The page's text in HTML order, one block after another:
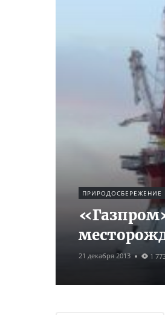
21 декабря 2013 1